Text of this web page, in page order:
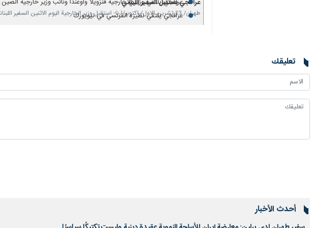
عراقجي یستقبل السفير اللبناني
طهران/ 13 تشرين الاول/ اكتوبر/ارنا- استقبل وزير الخارجية الیوم الاثنین السفير اللبناني لدى…
عراقجي يلتقي وزيري خارجية فنزويلا وأوغندا ونائب وزير خارجية الصين
عراقجي يلتقي نظيره الفرنسي في نيويورك
تعليقك
أحدث الأخبار